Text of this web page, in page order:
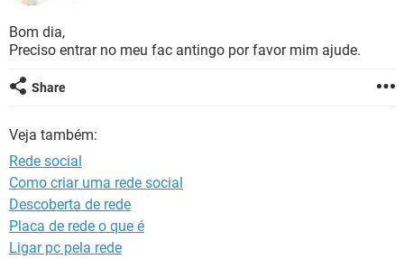
GUIA DE COMPRAS
INSTAGRAM
GUIA DE COMPRAS
CELULAR
OUTLOOK
JOGOS
CELULAR FACEBOOK
OUTLOOK
GUIA DE COMPRAS
Bom dia,
Preciso entrar no meu fac antingo por favor mim ajude.
Share
Veja também:
Rede social
Como criar uma rede social
Descoberta de rede
Placa de rede o que é
Ligar pc pela rede